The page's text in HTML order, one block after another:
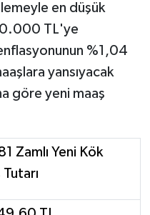
en düşük
TL'ye
%1,04
yansıyacak
göre yeni maaş
Zamlı Yeni Kök